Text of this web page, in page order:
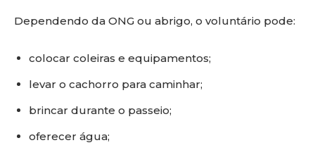
Dependendo da ONG ou abrigo, o voluntário pode:
colocar coleiras e equipamentos;
levar o cachorro para caminhar;
brincar durante o passeio;
oferecer água;